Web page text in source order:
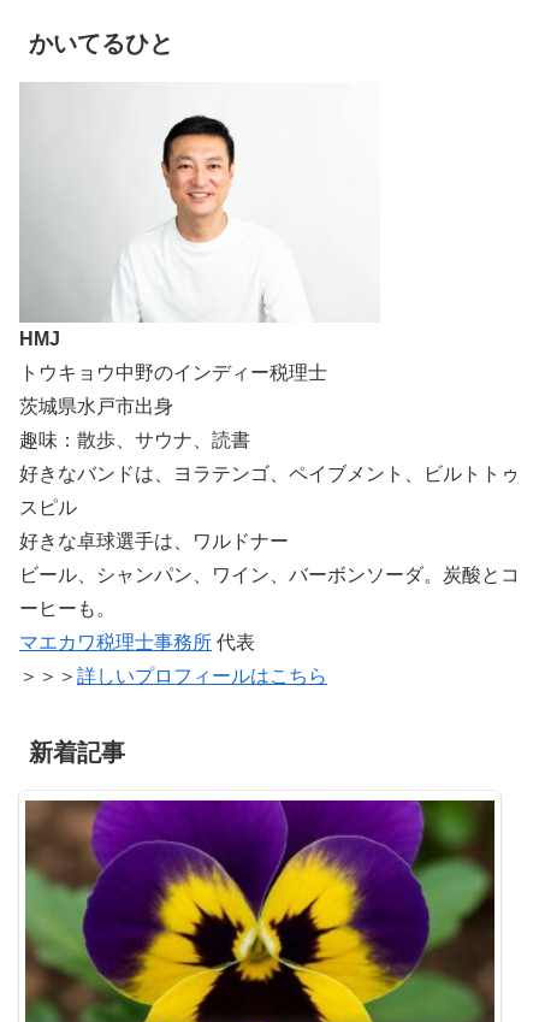
かいてるひと
HMJ
トウキョウ中野のインディー税理士
茨城県水戸市出身
趣味：散歩、サウナ、読書
好きなバンドは、ヨラテンゴ、ペイブメント、ビルトトゥ
スピル
好きな卓球選手は、ワルドナー
ビール、シャンパン、ワイン、バーボンソーダ。炭酸とコ
ーヒーも。
マエカワ税理士事務所 代表
＞＞＞ 詳しいプロフィールはこちら
新着記事